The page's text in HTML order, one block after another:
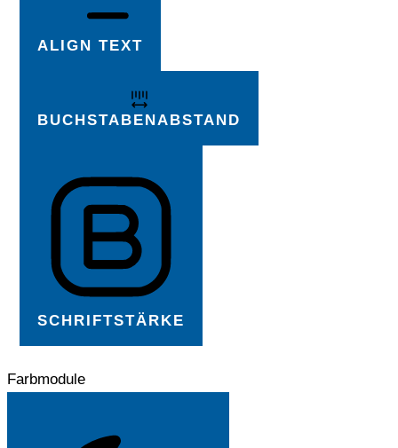
ALIGN TEXT
BUCHSTABENABSTAND
SCHRIFTSTÄRKE
Farbmodule